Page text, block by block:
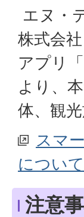
エヌ・
株式会
アプリ
より、
体、観
スマ
について
注意